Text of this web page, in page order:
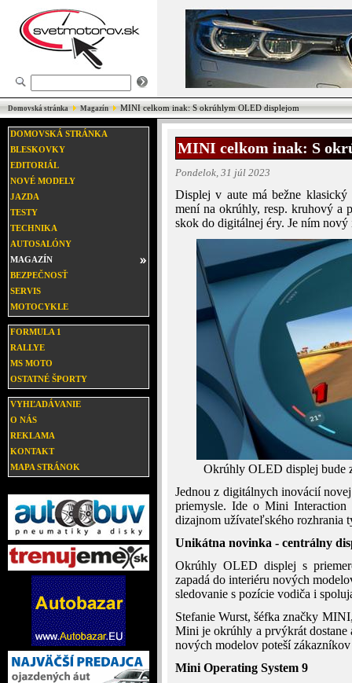
Domovská stránka Magazín MINI celkom inak: S okrúhlym OLED displejom
DOMOVSKÁ STRÁNKA
BLESKOVKY
EDITORIÁL
NOVÉ MODELY
JAZDA
TESTY
TECHNIKA
AUTOSALÓNY
MAGAZÍN
BEZPEČNOSŤ
SERVIS
MOTOCYKLE
FORMULA 1
RALLYE
MS MOTO
OSTATNÉ ŠPORTY
VYHĽADÁVANIE
O NÁS
REKLAMA
KONTAKT
MAPA STRÁNOK
MINI celkom inak: S
Pondelok, 31 júl 2023
Displej v aute má bežne
mení na okrúhly, resp. kruhový a
skok do digitálnej éry. Je ním
Okrúhly OLED displej bude
Jednou z digitálnych inovácií
priemysle. Ide o Mini
dizajnom užívateľského rozhrania
Unikátna novinka - centrálny
Okrúhly OLED displej s
zapadá do interiéru nových
sledovanie s pozície vodiča i
Stefanie Wurst, šéfka značky
Mini je okrúhly a prvýkrát dostane
nových modelov poteší
Mini Operating System 9